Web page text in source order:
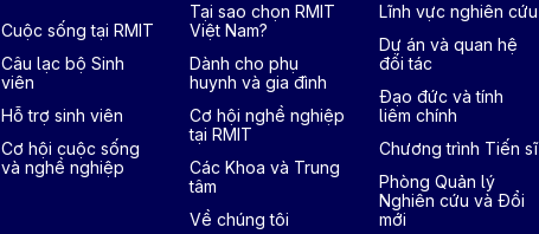
Cuộc sống tại RMIT
Câu lạc bộ Sinh
viên
Hỗ trợ sinh viên
Cơ hội cuộc sống
và nghề nghiệp
Tại sao chọn RMIT
Việt Nam?
Dành cho phụ
huynh và gia đình
Cơ hội nghề nghiệp
tại RMIT
Các Khoa và Trung
tâm
Về chúng tôi
Lĩnh vực nghiên cứu
Dự án và quan hệ
đối tác
Đạo đức và tính
liêm chính
Chương trình Tiến sĩ
Phòng Quản lý
Nghiên cứu và Đổi
mới